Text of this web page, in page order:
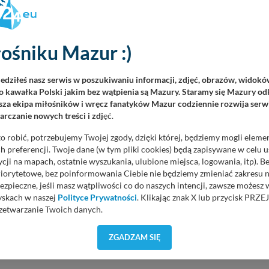
to oni sami odpowiadają za bezpieczeństwo swoje, swoich
skupi się na eliminowaniu utrudnień w ruchu drogowym
została tymczasowa zmiana organizacji ruchu oraz
wzmożonego natężenia ruchu pojazdów.
pieszych, aby przypomnieli sobie co oznaczają sygnały i
do kierowania ruchem i zwracali na nie uwagę, stosując się do
ręczną regulację, dlatego ważnym jest, aby te
odświeżone.
Pomniki pamięci po dawnych
terenem wielowyznaniowym. Mazury zamieszkiwali ewangelicy,
zachowały się po dawnych mieszkańcach...
Mazur :)
nasz serwis w poszukiwaniu informacji, zdjęć, obrazów,
kawałka Polski jakim bez wątpienia są Mazury. Staramy się Mazury
ekipa miłośników i wręcz fanatyków Mazur codziennie rozwija
nowych treści i zdjęć.
robić, potrzebujemy Twojej zgody, dzięki której, będziemy mogli
preferencji. Twoje dane (w tym pliki cookies) będą zapisywane w celu
na mapach, ostatnie wyszukania, ulubione miejsca, logowania, itp).
bez poinformowania Ciebie nie będziemy zmieniać zakresu
jeśli masz wątpliwości co do naszych intencji, zawsze możesz
w naszej Polityce Prywatności. Klikając znak X lub przycisk
Twoich danych.
gdy przekazanie Twoich danych jest elementem usługi (przekazanie
ZGADZAM SIĘ